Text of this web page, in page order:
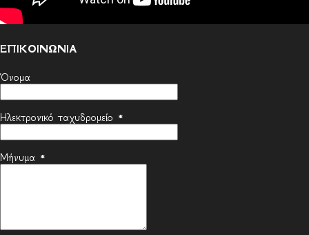
ΕΠΙΚΟΙΝΩΝΙΑ
Όνομα
Ηλεκτρονικό ταχυδρομείο *
Μήνυμα *